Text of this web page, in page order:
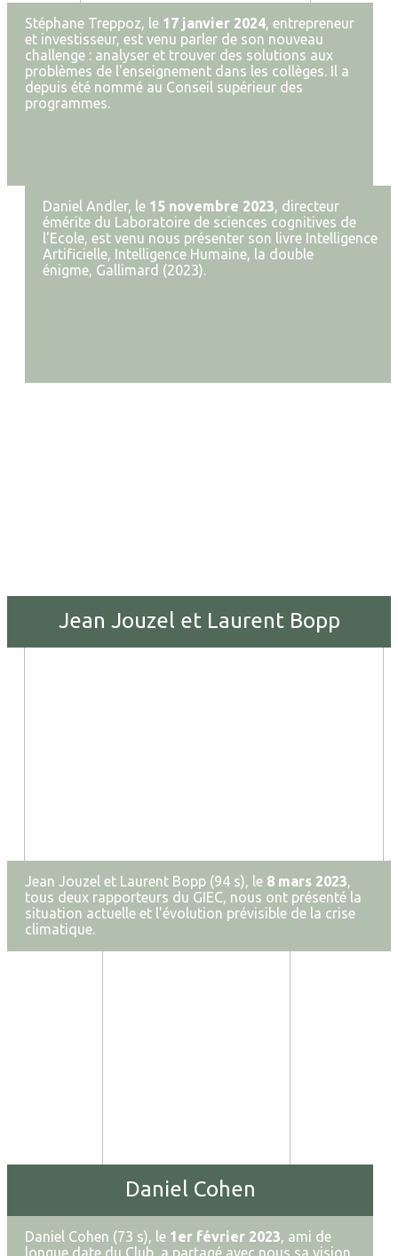
Stéphane Treppoz, le 17 janvier 2024, entrepreneur
et investisseur, est venu parler de son nouveau
challenge : analyser et trouver des solutions aux
problèmes de l'enseignement dans les collèges. Il a
depuis été nommé au Conseil supérieur des
programmes.
Daniel Andler, le 15 novembre 2023, directeur
émérite du Laboratoire de sciences cognitives de
l'Ecole, est venu nous présenter son livre Intelligence
Artificielle, Intelligence Humaine, la double
énigme, Gallimard (2023).
Jean Jouzel et Laurent Bopp
Jean Jouzel et Laurent Bopp (94 s), le 8 mars 2023,
tous deux rapporteurs du GIEC, nous ont présenté la
situation actuelle et l'évolution prévisible de la crise
climatique.
Daniel Cohen
Daniel Cohen (73 s), le 1er février 2023, ami de
longue date du Club, a partagé avec nous sa vision